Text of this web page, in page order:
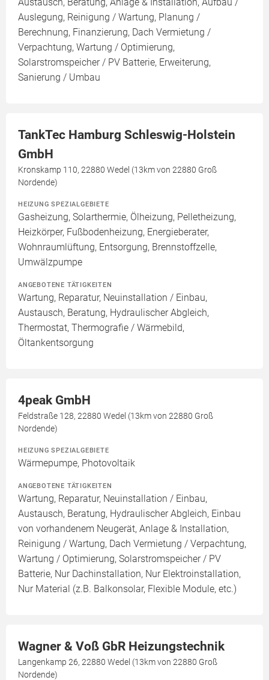
Auslegung, Reinigung / Wartung, Planung /
Berechnung, Finanzierung, Dach Vermietung /
Verpachtung, Wartung / Optimierung,
Solarstromspeicher / PV Batterie, Erweiterung,
Sanierung / Umbau
TankTec Hamburg Schleswig-Holstein
GmbH
Kronskamp 110, 22880 Wedel (13km von 22880 Groß
Nordende)
HEIZUNG SPEZIALGEBIETE
Gasheizung, Solarthermie, Ölheizung, Pelletheizung,
Heizkörper, Fußbodenheizung, Energieberater,
Wohnraumlüftung, Entsorgung, Brennstoffzelle,
Umwälzpumpe
ANGEBOTENE TÄTIGKEITEN
Wartung, Reparatur, Neuinstallation / Einbau,
Austausch, Beratung, Hydraulischer Abgleich,
Thermostat, Thermografie / Wärmebild,
Öltankentsorgung
4peak GmbH
Feldstraße 128, 22880 Wedel (13km von 22880 Groß
Nordende)
HEIZUNG SPEZIALGEBIETE
Wärmepumpe, Photovoltaik
ANGEBOTENE TÄTIGKEITEN
Wartung, Reparatur, Neuinstallation / Einbau,
Austausch, Beratung, Hydraulischer Abgleich, Einbau
von vorhandenem Neugerät, Anlage & Installation,
Reinigung / Wartung, Dach Vermietung / Verpachtung,
Wartung / Optimierung, Solarstromspeicher / PV
Batterie, Nur Dachinstallation, Nur Elektroinstallation,
Nur Material (z.B. Balkonsolar, Flexible Module, etc.)
Wagner & Voß GbR Heizungstechnik
Langenkamp 26, 22880 Wedel (13km von 22880 Groß
Nordende)